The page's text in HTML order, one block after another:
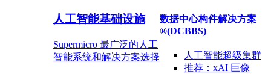
人工智能基础设施
Supermicro 最广泛的人工
智能系统和解决方案选择
数据中心构件解决方案
®(DCBBS)
人工智能超级集群
推荐： xAI 巨像